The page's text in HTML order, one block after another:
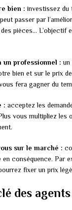
bien : investissez du
passer par
pièces… L’objectif
un professionnel : un
bien et sur le prix
fera gagner du
: acceptez les
vous multipliez les
sur le marché :
conséquence. Par
fixer un prix
des